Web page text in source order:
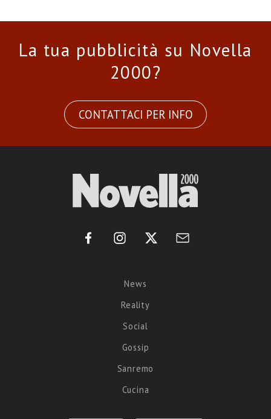
La tua pubblicità su Novella
2000?
CONTATTACI PER INFO
News
Reality
Social
Gossip
Sanremo
Cucina